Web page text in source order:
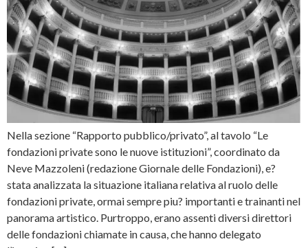
Nella sezione “Rapporto pubblico/privato”, al tavolo “Le
fondazioni private sono le nuove istituzioni”, coordinato da
Neve Mazzoleni (redazione Giornale delle Fondazioni), e?
stata analizzata la situazione italiana relativa al ruolo delle
fondazioni private, ormai sempre piu? importanti e trainanti nel
panorama artistico. Purtroppo, erano assenti diversi direttori
delle fondazioni chiamate in causa, che hanno delegato